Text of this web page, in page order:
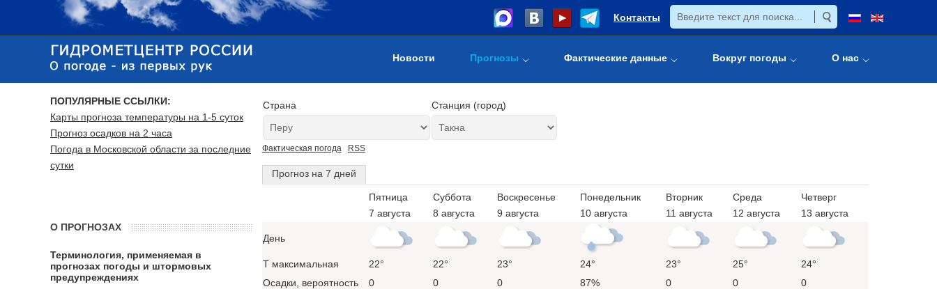
Контакты
Новости Прогнозы Фактические данные Вокруг погоды О нас
Страна Станция (город)
Фактическая погода RSS
Прогноз на 7 дней
Пятница
7 августа
Суббота
8 августа
Воскресенье
9 августа
Понедельник
10 августа
Вторник
11 августа
Среда
12 августа
Четверг
13 августа
День
T максимальная 22° 22° 23° 24° 23° 25°
24°
Осадки, вероятность
0 0 0 87% 0 0
0
ПОПУЛЯРНЫЕ ССЫЛКИ:
Карты прогноза температуры на 1-5 суток
Прогноз осадков на 2 часа
Погода в Московской области за последние
сутки
О ПРОГНОЗАХ
Терминология, применяемая в
прогнозах погоды и штормовых
предупреждениях